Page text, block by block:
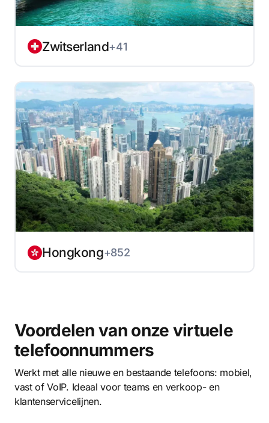
Zwitserland+41
Hongkong+852
Voordelen van onze virtuele
telefoonnummers
Werkt met alle nieuwe en bestaande telefoons: mobiel,
vast of VoIP. Ideaal voor teams en verkoop- en
klantenservicelijnen.